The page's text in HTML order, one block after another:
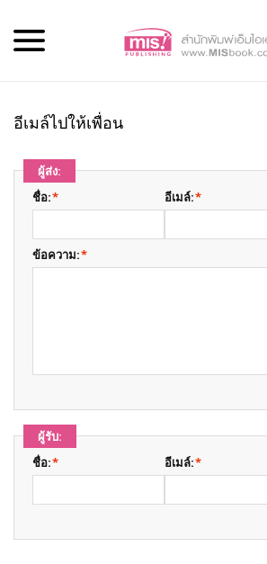
อีเมล์ไปให้เพื่อน
ผู้ส่ง:
*
ชื่อ: *
อีเมล์:
*
ข้อความ:
ผู้รับ:
*
ชื่อ: *
อีเมล์: